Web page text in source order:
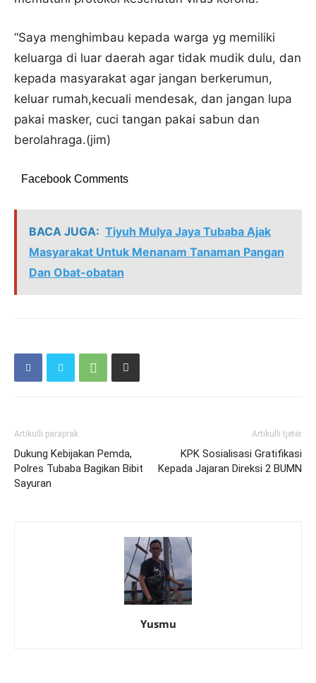
“Saya menghimbau kepada warga yg memiliki
keluarga di luar daerah agar tidak mudik dulu, dan
kepada masyarakat agar jangan berkerumun,
keluar rumah,kecuali mendesak, dan jangan lupa
pakai masker, cuci tangan pakai sabun dan
berolahraga.(jim)
Facebook Comments
BACA JUGA: Tiyuh Mulya Jaya Tubaba Ajak
Masyarakat Untuk Menanam Tanaman Pangan
Dan Obat-obatan
Artikulli paraprak
Dukung Kebijakan Pemda,
Polres Tubaba Bagikan Bibit
Sayuran
Artikulli tjetër
KPK Sosialisasi Gratifikasi
Kepada Jajaran Direksi 2 BUMN
Yusmu